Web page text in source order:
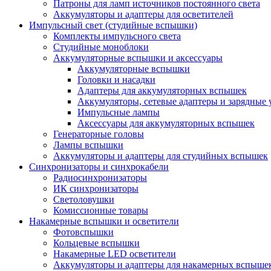
Патроны для ламп источников постоянного света
Аккумуляторы и адаптеры для осветителей
Импульсный свет (студийные вспышки)
Комплекты импульсного света
Студийные моноблоки
Аккумуляторные вспышки и аксессуары
Аккумуляторные вспышки
Головки и насадки
Адаптеры для аккумуляторных вспышек
Аккумуляторы, сетевые адаптеры и зарядные
Импульсные лампы
Аксессуары для аккумуляторных вспышек
Генераторные головы
Лампы вспышки
Аккумуляторы и адаптеры для студийных вспышек
Синхронизаторы и синхрокабели
Радиосинхронизаторы
ИК синхронизаторы
Светоловушки
Комиссионные товары
Накамерные вспышки и осветители
Фотовспышки
Кольцевые вспышки
Накамерные LED осветители
Аккумуляторы и адаптеры для накамерных